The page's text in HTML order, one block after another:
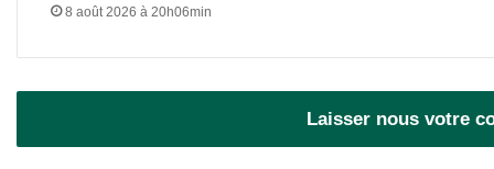
8 août 2026 à 20h06min
Laisser nous votre